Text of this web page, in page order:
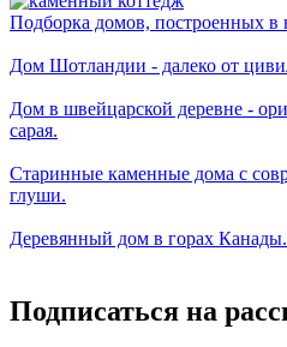
Подборка домов, построенных в
Дом Шотландии - далеко от
Дом в швейцарской деревне -
сарая.
Старинные каменные дома с
глуши.
Деревянный дом в горах Канады.
Подписаться на